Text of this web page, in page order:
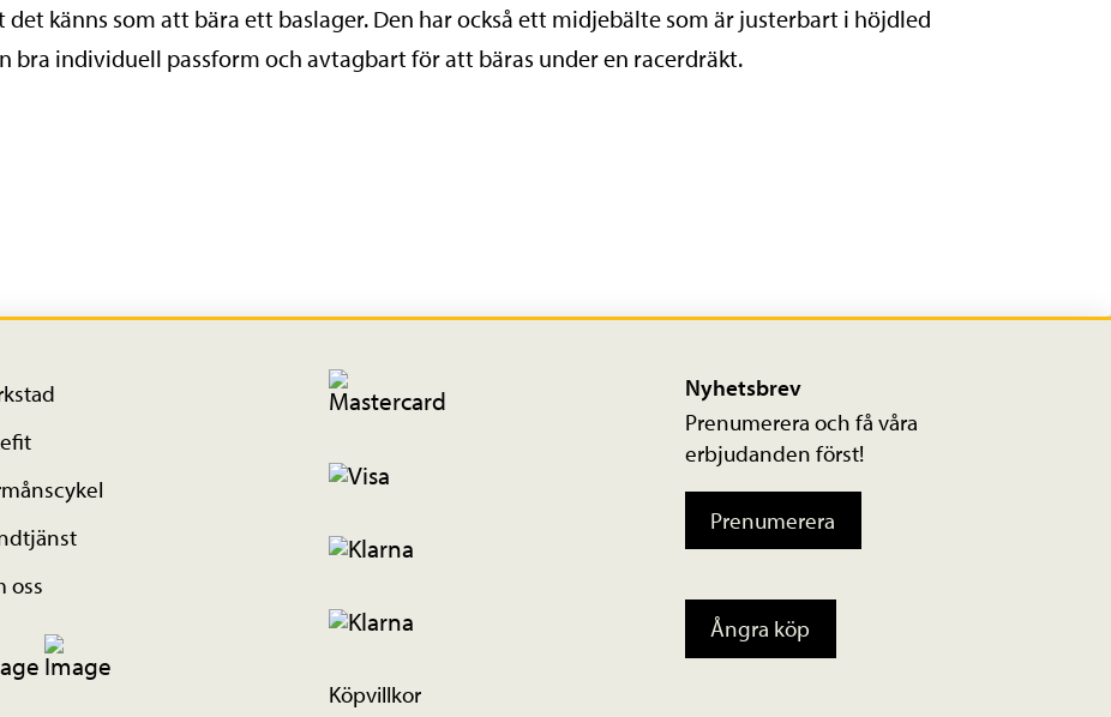
det känns som att bära ett baslager. Den har också ett midjebälte som är justerbart i höjdled
bra individuell passform och avtagbart för att bäras under en racerdräkt.
oss
Köpvillkor
Nyhetsbrev
Prenumerera och få våra
erbjudanden först!
Prenumerera
Ångra köp